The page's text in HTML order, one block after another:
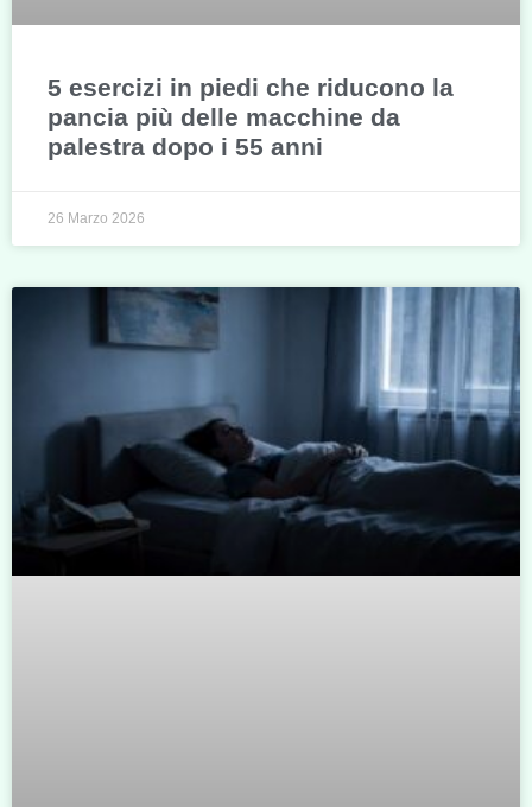
5 esercizi in piedi che riducono la
pancia più delle macchine da
palestra dopo i 55 anni
26 Marzo 2026